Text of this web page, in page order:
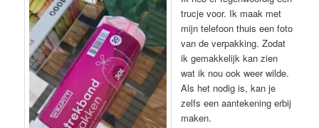
trucje voor. Ik maak met
mijn telefoon thuis een foto
van de verpakking. Zodat
ik gemakkelijk kan zien
wat ik nou ook weer wilde.
Als het nodig is, kan je
zelfs een aantekening erbij
maken.